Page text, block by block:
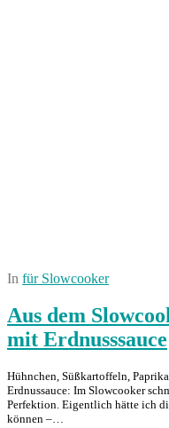
In für Slowcooker
Aus dem
mit Erdnusssauce
Hühnchen, Süßkartoffeln,
Erdnussauce: Im Slowcooker
Perfektion. Eigentlich hätte ich
können –…